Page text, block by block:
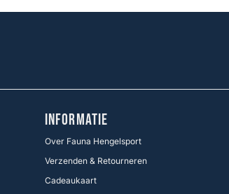
INFORMATIE
Over Fauna Hengelsport
Verzenden & Retourneren
Cadeaukaart